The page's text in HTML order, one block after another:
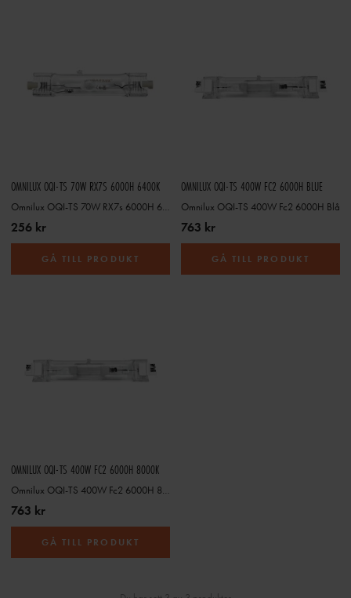
OMNILUX OQI-TS 70W RX7S 6000H 6400K
Omnilux OQI-TS 70W RX7s 6000H 6400K
256 kr
GÅ TILL PRODUKT
OMNILUX OQI-TS 400W FC2 6000H BLUE
Omnilux OQI-TS 400W Fc2 6000H Blå
763 kr
GÅ TILL PRODUKT
OMNILUX OQI-TS 400W FC2 6000H 8000K
Omnilux OQI-TS 400W Fc2 6000H 8000K
763 kr
GÅ TILL PRODUKT